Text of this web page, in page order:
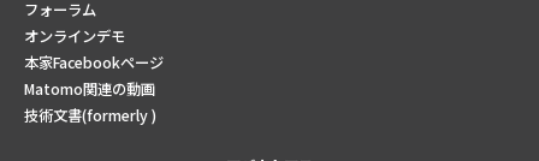
フォーラム
オンラインデモ
本家Facebookページ
Matomo関連の動画
技術文書(formerly )